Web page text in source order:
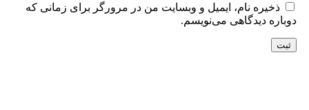
ذخیره نام، ایمیل و وبسایت من در مرورگر برای زمانی که
دوباره دیدگاهی می‌نویسم.